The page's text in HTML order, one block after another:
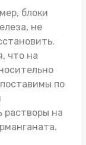
блоки
не
что на
по
растворы на